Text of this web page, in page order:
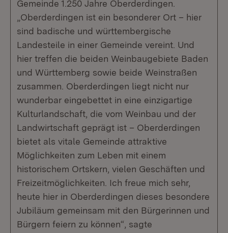
Gemeinde 1.250 Jahre Oberderdingen.
„Oberderdingen ist ein besonderer Ort – hier
sind badische und württembergische
Landesteile in einer Gemeinde vereint. Und
hier treffen die beiden Weinbaugebiete Baden
und Württemberg sowie beide Weinstraßen
zusammen. Oberderdingen liegt nicht nur
wunderbar eingebettet in eine einzigartige
Kulturlandschaft, die vom Weinbau und der
Landwirtschaft geprägt ist – Oberderdingen
bietet als vitale Gemeinde attraktive
Möglichkeiten zum Leben mit einem
historischem Ortskern, vielen Geschäften und
Freizeitmöglichkeiten. Ich freue mich sehr,
heute hier in Oberderdingen dieses besondere
Jubiläum gemeinsam mit den Bürgerinnen und
Bürgern feiern zu können“, sagte